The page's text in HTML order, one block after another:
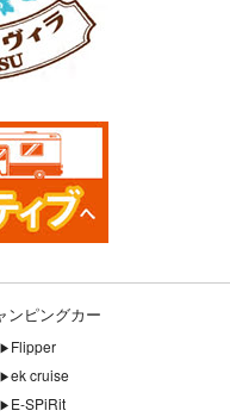
ンピングカー
Flipper
ek cruise
E-SPiRit